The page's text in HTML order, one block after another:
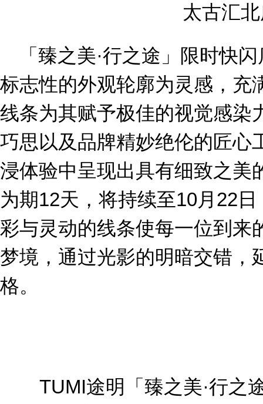
太古汇
「臻之美·行之途」限时快
标志性的外观轮廓为灵感，充
线条为其赋予极佳的视觉感染
巧思以及品牌精妙绝伦的匠心
浸体验中呈现出具有细致之美
为期12天，将持续至10月22
彩与灵动的线条使每一位到来
梦境，通过光影的明暗交错，
格。
TUMI途明「臻之美·行之